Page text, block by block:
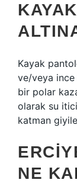
Kayak
ve/veya ince
bir polar
olarak su
katman
NE